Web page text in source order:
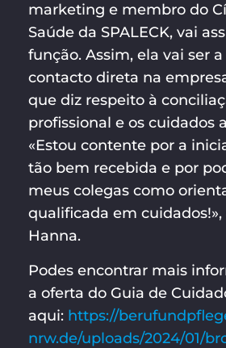
marketing e membro do
Saúde da SPALECK, vai
função. Assim, ela vai ser
contacto direta na
que diz respeito à
profissional e os cuidados
«Estou contente por a
tão bem recebida e por
meus colegas como
qualificada em cuidados!»,
Hanna.
Podes encontrar mais
a oferta do Guia de
aqui: https://
nrw.de/uploads/2024/01/